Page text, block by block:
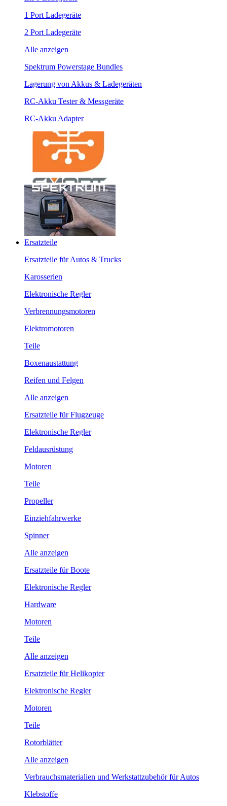
1 Port Ladegeräte
2 Port Ladegeräte
Alle anzeigen
Spektrum Powerstage Bundles
Lagerung von Akkus & Ladegeräten
RC-Akku Tester & Messgeräte
RC-Akku Adapter
Ersatzteile
Ersatzteile für Autos & Trucks
Karosserien
Elektronische Regler
Verbrennungsmotoren
Elektromotoren
Teile
Boxenaustattung
Reifen und Felgen
Alle anzeigen
Ersatzteile für Flugzeuge
Elektronische Regler
Feldausrüstung
Motoren
Teile
Propeller
Einziehfahrwerke
Spinner
Alle anzeigen
Ersatzteile für Boote
Elektronische Regler
Hardware
Motoren
Teile
Alle anzeigen
Ersatzteile für Helikopter
Elektronische Regler
Motoren
Teile
Rotorblätter
Alle anzeigen
Verbrauchsmaterialien und Werkstattzubehör für Autos
Klebstoffe